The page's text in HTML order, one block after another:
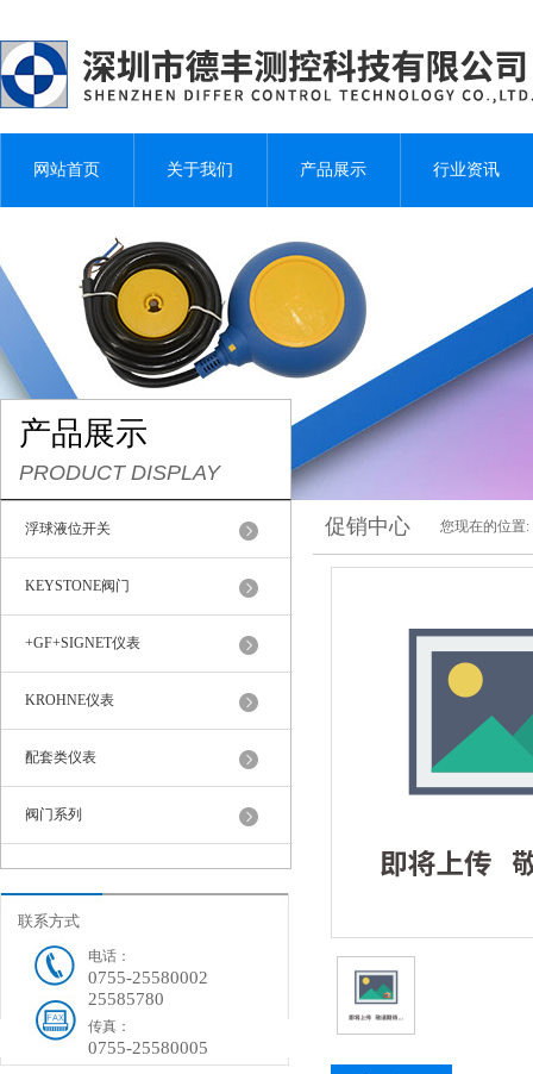
网站首页 关于我们 产品展示 行业资讯
产品展示
PRODUCT DISPLAY
浮球液位开关
KEYSTONE阀门
+GF+SIGNET仪表
KROHNE仪表
配套类仪表
阀门系列
联系方式
电话：
0755-25580002
25585780
传真：
0755-25580005
促销中心 您现在的位置: